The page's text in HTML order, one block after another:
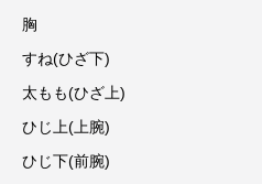
胸
すね(ひざ下)
太もも(ひざ上)
ひじ上(上腕)
ひじ下(前腕)